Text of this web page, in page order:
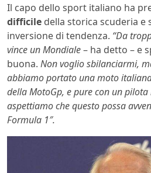
Il capo dello sport italiano ha
difficile della storica scuderia e
inversione di tendenza. “Da
vince un Mondiale– ha detto – e
buona. Non voglio sbilanciarmi,
abbiamo portato una moto
della MotoGp, e pure con un
aspettiamo che questo possa
Formula 1″.